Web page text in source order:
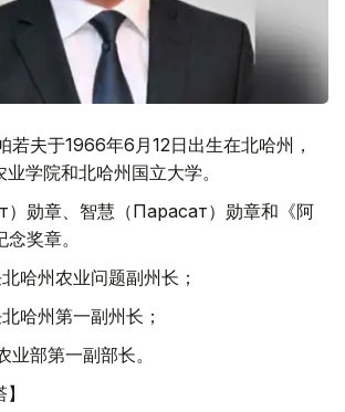
若夫于1966年6月12日出生在北哈州，
学院和北哈州国立大学。
）勋章、智慧（Парасат）勋章和《阿
奖章。
哈州农业问题副州长；
哈州第一副州长；
部第一副部长。